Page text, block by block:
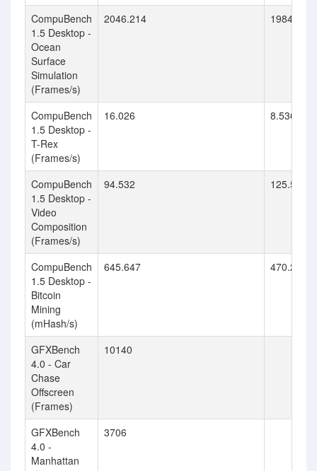
CompuBench
1.5 Desktop -
Ocean
Surface
Simulation
(Frames/s)
2046.214 1984.655
CompuBench
1.5 Desktop -
T-Rex
(Frames/s)
16.026 8.536
CompuBench
1.5 Desktop -
Video
Composition
(Frames/s)
94.532 125.504
CompuBench
1.5 Desktop -
Bitcoin
Mining
(mHash/s)
645.647 470.237
GFXBench
4.0 - Car
Chase
Offscreen
(Frames)
10140
GFXBench
4.0 -
Manhattan
3706